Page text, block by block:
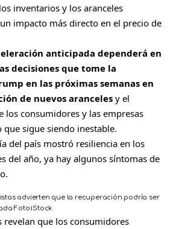
inventarios y los aranceles
impacto más directo en el precio de
anticipada dependerá en
decisiones que tome la
en las próximas semanas en
de nuevos aranceles y el
los consumidores y las empresas
sigue siendo inestable.
del país mostró resiliencia en los
del año, ya hay algunos síntomas de
advierten que la recuperación podría ser
Foto:iStock
revelan que los consumidores